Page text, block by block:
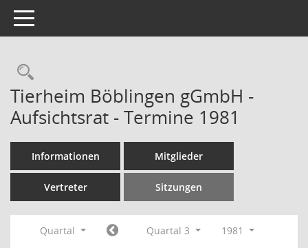
Toggle navigation
Rechercheauswahl
Tierheim Böblingen gGmbH -
Aufsichtsrat - Termine 1981
Informationen Mitglieder
Vertreter Sitzungen
Quartal Quartal 3
1981